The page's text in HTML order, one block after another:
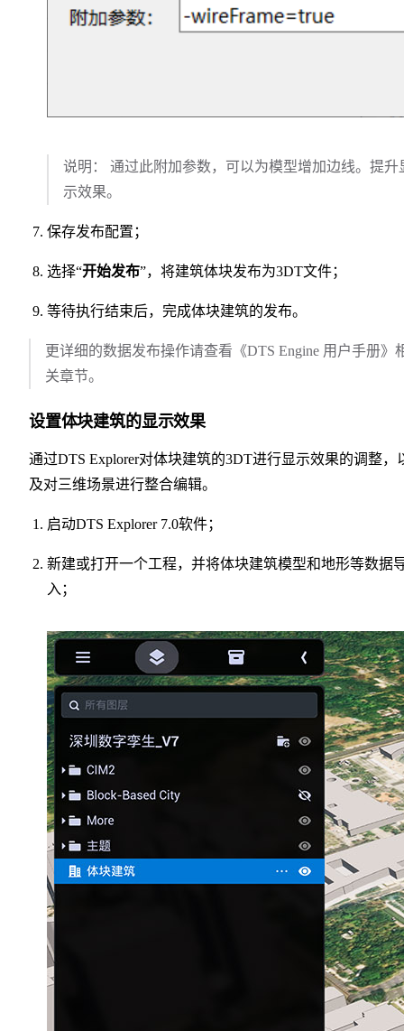
说明： 通过此附加参数，可以为模型增加边线。提升
示效果。
保存发布配置；
选择“开始发布”，将建筑体块发布为3DT文件；
等待执行结束后，完成体块建筑的发布。
更详细的数据发布操作请查看《DTS Engine 用户手册》
关章节。
设置体块建筑的显示效果
通过DTS Explorer对体块建筑的3DT进行显示效果的调整，
及对三维场景进行整合编辑。
启动DTS Explorer 7.0软件；
新建或打开一个工程，并将体块建筑模型和地形等数据
入；